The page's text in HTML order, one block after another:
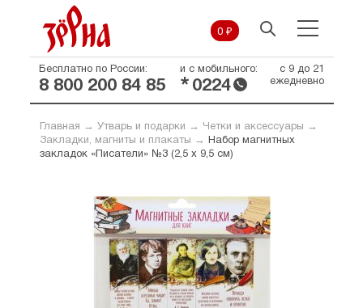
0 ₽
Бесплатно по России:
8 800 200 84 85
и с мобильного:
* 0224
с 9 до 21
ежедневно
Главная → Утварь и подарки → Четки и аксессуары →
Закладки, магниты и плакаты →
Набор магнитных
закладок «Писатели» №3 (2,5 х 9,5 см)